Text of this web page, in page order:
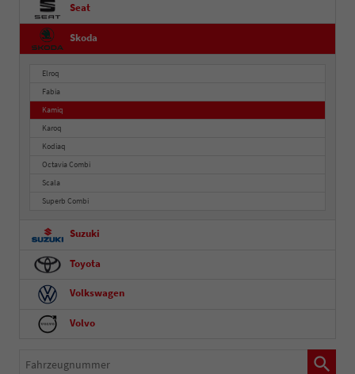
Seat
Skoda
Elroq
Fabia
Kamiq
Karoq
Kodiaq
Octavia Combi
Scala
Superb Combi
Suzuki
Toyota
Volkswagen
Volvo
Fahrzeugnummer